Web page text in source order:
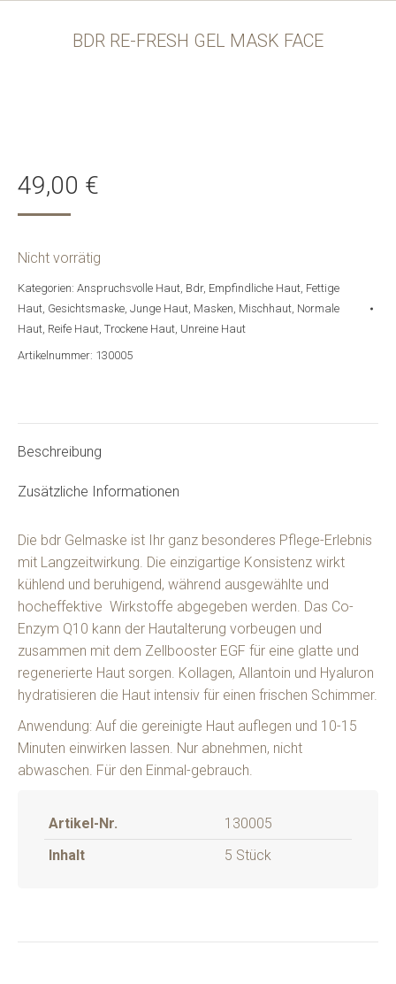
BDR RE-FRESH GEL MASK FACE
49,00 €
Nicht vorrätig
Kategorien: Anspruchsvolle Haut, Bdr, Empfindliche Haut, Fettige
Haut, Gesichtsmaske, Junge Haut, Masken, Mischhaut, Normale
Haut, Reife Haut, Trockene Haut, Unreine Haut
Artikelnummer: 130005
Beschreibung
Zusätzliche Informationen
Die bdr Gelmaske ist Ihr ganz besonderes Pflege-Erlebnis
mit Langzeitwirkung. Die einzigartige Konsistenz wirkt
kühlend und beruhigend, während ausgewählte und
hocheffektive Wirkstoffe abgegeben werden. Das Co-
Enzym Q10 kann der Hautalterung vorbeugen und
zusammen mit dem Zellbooster EGF für eine glatte und
regenerierte Haut sorgen. Kollagen, Allantoin und Hyaluron
hydratisieren die Haut intensiv für einen frischen Schimmer.
Anwendung: Auf die gereinigte Haut auflegen und 10-15
Minuten einwirken lassen. Nur abnehmen, nicht
abwaschen. Für den Einmal-gebrauch.
Artikel-Nr.
130005
Inhalt
5 Stück